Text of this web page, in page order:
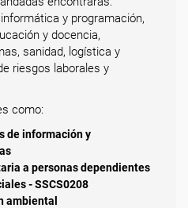
y programación,
y docencia,
sanidad, logística y
riesgos laborales y
como:
de información y
a personas dependientes
- SSCS0208
ambiental